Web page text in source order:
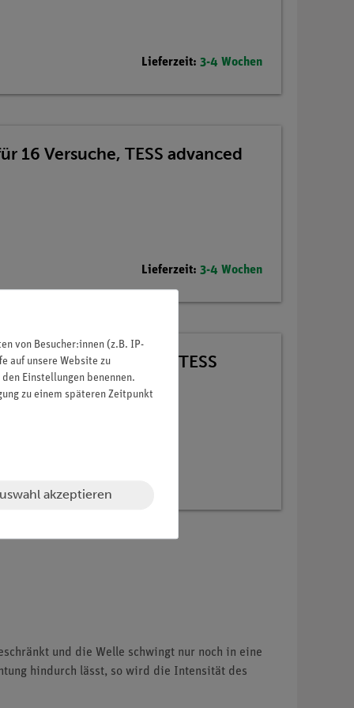
Lieferzeit: 3-4 Wochen
16 Versuche, TESS advanced
Lieferzeit: 3-4 Wochen
für 16 Versuche, TESS
und die Welle schwingt nur noch in eine
hindurch lässt, so wird die Intensität des
von Besucher:innen (z.B. IP-
auf unsere Website zu
Einstellungen benennen.
zu einem späteren Zeitpunkt
akzeptieren